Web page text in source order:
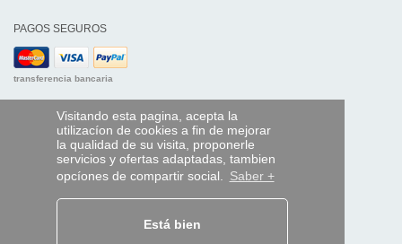
Visitando esta pagina, acepta la
utilizacíon de cookies a fin de mejorar
la qualidad de su visita, proponerle
servicios y ofertas adaptadas, tambien
opcíones de compartir social. Saber +
Está bien
PAGOS SEGUROS
transferencia bancaria
AYUDA Y SERVICIOS
Localice su envío
MANDO EXPRESS
¿Quiénes somos?